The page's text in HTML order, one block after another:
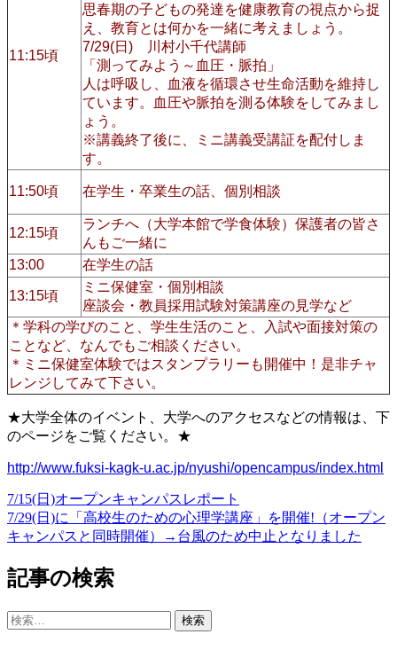
11:15頃
思春期の子どもの発達を健康教育の視点から捉
え、教育とは何かを一緒に考えましょう。
7/29(日) 川村小千代講師
「測ってみよう～血圧・脈拍」
人は呼吸し、血液を循環させ生命活動を維持し
ています。血圧や脈拍を測る体験をしてみまし
ょう。
※講義終了後に、ミニ講義受講証を配付しま
す。
11:50頃 在学生・ 卒業生の話、個別相談
12:15頃
ランチへ（大学本館で学食体験）保護者の皆さ
んもご一緒に
13:00
在学生の話
13:15頃
ミニ保健室・個別相談
座談会・教員採用試験対策講座の見学など
＊学科の学びのこと、学生生活のこと、入試や面接対策の
ことなど、なんでもご相談ください。
＊ミニ保健室体験ではスタンプラリーも開催中！是非チャ
レンジしてみて下さい。
★大学全体のイベント、大学へのアクセスなどの情報は、下
のページをご覧ください。★
http://www.fuksi-kagk-u.ac.jp/nyushi/opencampus/index.html
投
稿
ビ
ゲ
7/15(日)オープンキャンパスレポート
7/29(日)に「高校生のための心理学講座」を開催!（オープン
キャンパスと同時開催）→台風のため中止となりました
記事の検索
検